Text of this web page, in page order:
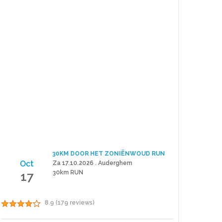
Oct
17
30KM DOOR HET ZONIËNWOUD RUN
Za 17.10.2026 . Auderghem
30km RUN
8.9 (179 reviews)